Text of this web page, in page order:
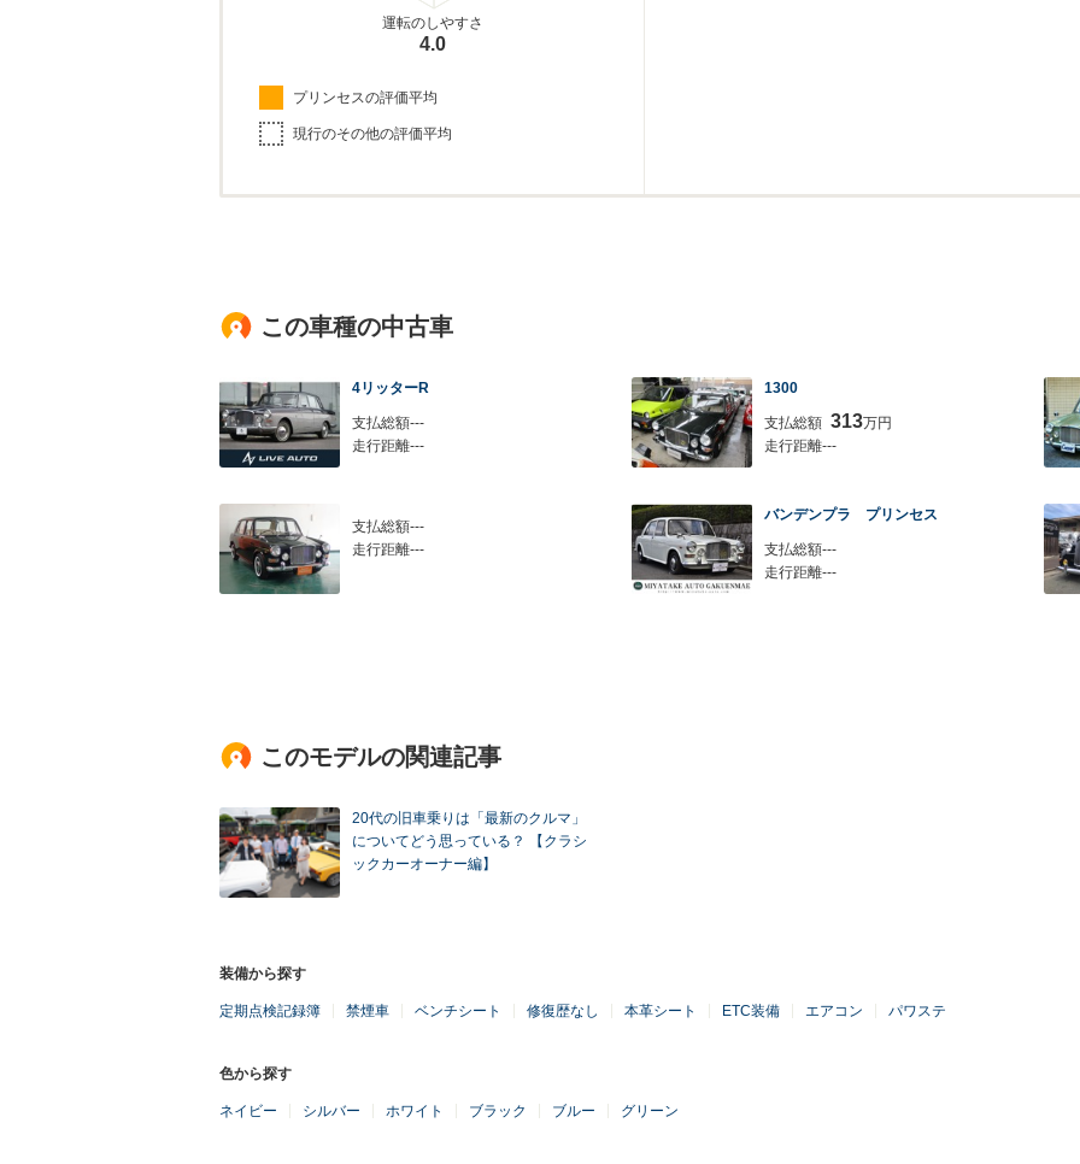
運転のしやすさ
4.0
プリンセスの評価平均
現行のその他の評価平均
この車種の中古車
4リッターR
支払総額---
走行距離---
1300
支払総額 313万円
走行距離---
支払総額---
走行距離---
バンデンプラ プリンセス
支払総額---
走行距離---
このモデルの関連記事
20代の旧車乗りは「最新のクルマ」
についてどう思っている？ 【クラシ
ックカーオーナー編】
装備から探す
定期点検記録簿 禁煙車 ベンチシート 修復歴なし 本革シート ETC装備 エアコン パワステ
色から探す
ネイビー シルバー ホワイト ブラック ブルー グリーン